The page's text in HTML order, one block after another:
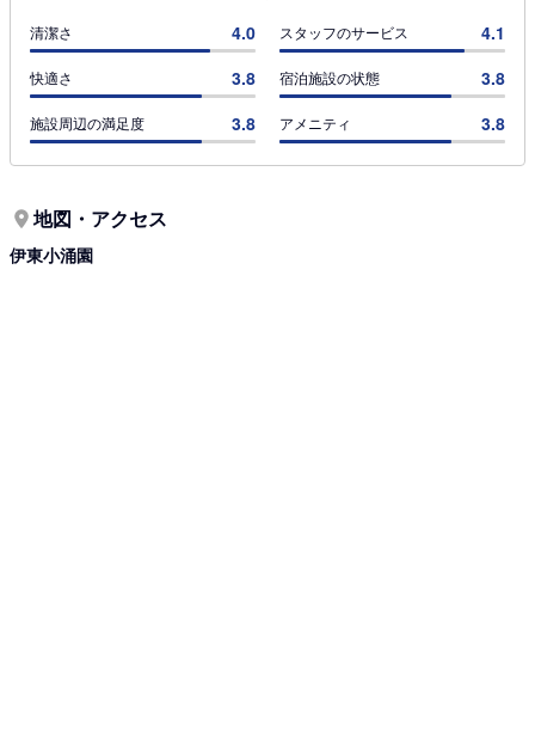
清潔さ 4.0 スタッフのサービス 4.1
快適さ 3.8 宿泊施設の状態 3.8
施設周辺の満足度 3.8 アメニティ 3.8
地図・アクセス
伊東小涌園